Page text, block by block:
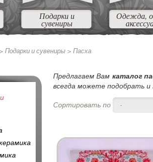
Подарки и
сувениры
Одежда,
Подарки и сувениры > Пасха
Предлагаем Вам каталог
всегда можете подобрать и
Сортировать по
-